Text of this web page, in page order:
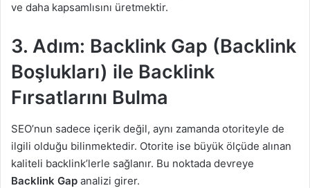
ve daha kapsamlısını üretmektir.
3. Adım: Backlink Gap (Backlink
Boşlukları) ile Backlink
Fırsatlarını Bulma
SEO’nun sadece içerik değil, aynı zamanda otoriteyle de
ilgili olduğu bilinmektedir. Otorite ise büyük ölçüde alınan
kaliteli backlink’lerle sağlanır. Bu noktada devreye
Backlink Gap analizi girer.